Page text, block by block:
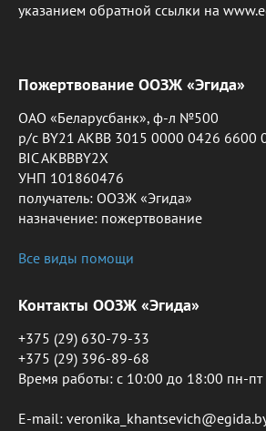
указанием обратной ссылки на
Пожертвование ООЗЖ «Эгида»
ОАО «Беларусбанк», ф-л №500
р/с BY21 AKBB 3015 0000 0426 6600
BIC AKBBBY2X
УНП 101860476
получатель: ООЗЖ «Эгида»
назначение: пожертвование
Все виды помощи
Контакты ООЗЖ «Эгида»
+375 (29) 630-79-33
+375 (29) 396-89-68
Время работы: c 10:00 до 18:00 пн-пт
E-mail: